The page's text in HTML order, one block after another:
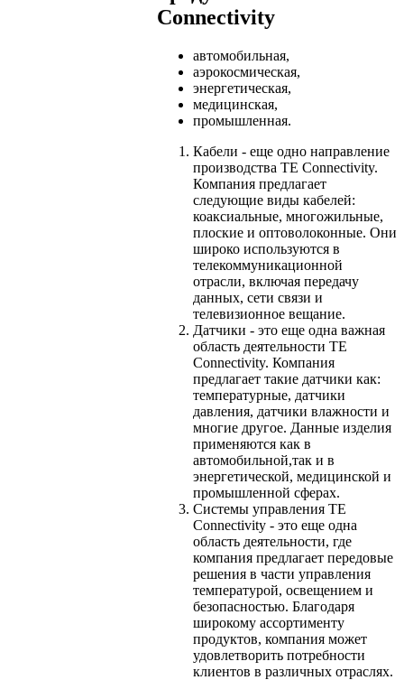
Connectivity
автомобильная,
аэрокосмическая,
энергетическая,
медицинская,
промышленная.
Кабели - еще одно направление
производства TE Connectivity.
Компания предлагает
следующие виды кабелей:
коаксиальные, многожильные,
плоские и оптоволоконные. Они
широко используются в
телекоммуникационной
отрасли, включая передачу
данных, сети связи и
телевизионное вещание.
Датчики - это еще одна важная
область деятельности TE
Connectivity. Компания
предлагает такие датчики как:
температурные, датчики
давления, датчики влажности и
многие другое. Данные изделия
применяются как в
автомобильной,так и в
энергетической, медицинской и
промышленной сферах.
Системы управления TE
Connectivity - это еще одна
область деятельности, где
компания предлагает передовые
решения в части управления
температурой, освещением и
безопасностью. Благодаря
широкому ассортименту
продуктов, компания может
удовлетворить потребности
клиентов в различных отраслях.